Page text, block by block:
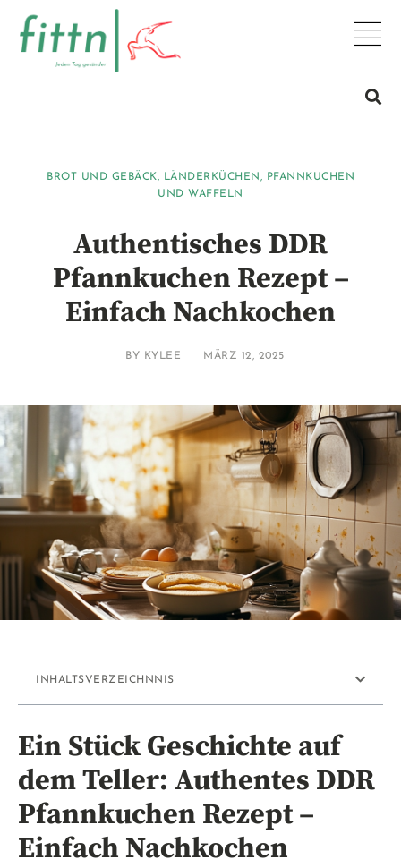
BROT UND GEBÄCK, LÄNDERKÜCHEN, PFANNKUCHEN
UND WAFFELN
Authentisches DDR
Pfannkuchen Rezept –
Einfach Nachkochen
BY KYLEE MÄRZ 12, 2025
INHALTSVERZEICHNNIS
Ein Stück Geschichte auf
dem Teller: Authentes DDR
Pfannkuchen Rezept –
Einfach Nachkochen